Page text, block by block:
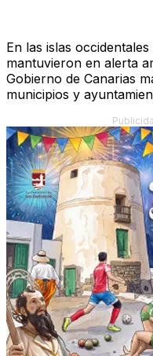
En las islas
mantuvieron en alerta
Gobierno de Canarias
municipios y